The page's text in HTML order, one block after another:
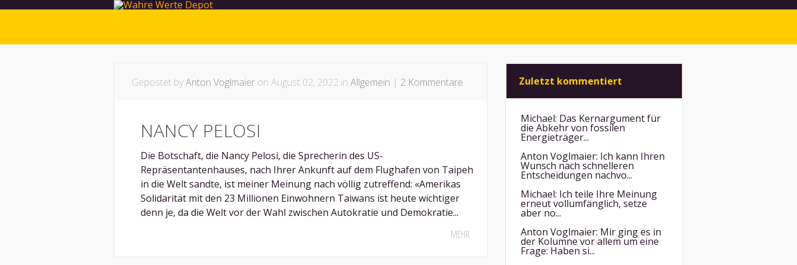
Gepostet byAnton Voglmaier on August 02, 2022 in Allgemein | 2 Kommentare
NANCY PELOSI
Die Botschaft, die Nancy Pelosi, die Sprecherin des US-
Repräsentantenhauses, nach Ihrer Ankunft auf dem Flughafen von Taipeh
in die Welt sandte, ist meiner Meinung nach völlig zutreffend: «Amerikas
Solidarität mit den 23 Millionen Einwohnern Taiwans ist heute wichtiger
denn je, da die Welt vor der Wahl zwischen Autokratie und Demokratie...
MEHR
Zuletzt kommentiert
Michael: Das Kernargument für
die Abkehr von fossilen
Energieträger...
Anton Voglmaier: Ich kann Ihren
Wunsch nach schnelleren
Entscheidungen nachvo...
Michael: Ich teile Ihre Meinung
erneut vollumfänglich, setze
aber no...
Anton Voglmaier: Mir ging es in
der Kolumne vor allem um eine
Frage: Haben si...